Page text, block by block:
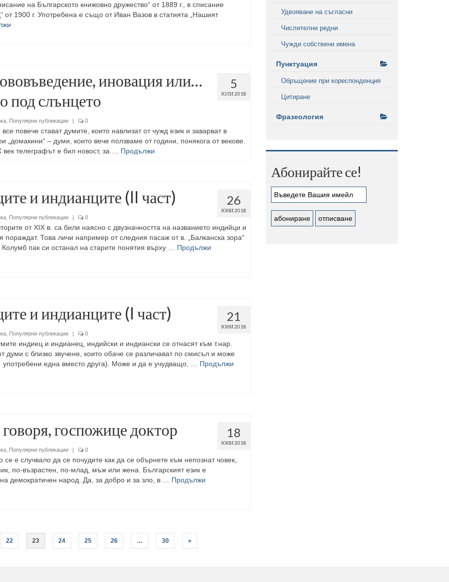
на Българското книжовно дружество“ от 1889 г., в списание
от 1900 г. Употребена е също от Иван Вазов в статията „Нашият
5
ЮЛИ 2018
иновация или…
под слънцето
, Популярни публикации 0
повече стават думите, които навлизат от чужд език и заварват в
„домакини“ – думи, които вече ползваме от години, понякога от векове.
век телеграфът е бил новост, за … Продължи
26
ЮНИ 2018
и индианците (II част)
, Популярни публикации 0
от XIX в. са били наясно с двузначността на названието индийци и
пораждат. Това личи например от следния пасаж от в. „Балканска зора“
пак си останал на старите понятия върху … Продължи
21
ЮНИ 2018
и индианците (I част)
, Популярни публикации | 0
индиец и индианец, индийски и индиански се отнасят към т.нар.
думи с близко звучене, които обаче се различават по смисъл и може
една вместо друга). Може и да е учудващо, … Продължи
18
ЮНИ 2018
госпожице доктор
, Популярни публикации | 0
е случвало да се почудите как да се обърнете към непознат човек,
по-възрастен, по-млад, мъж или жена. Българският език е
демократичен народ. Да, за добро и за зло, в … Продължи
22 23 24 25 26 … 30 »
Удвояване на съгласни
Числителни редни
Чужди собствени имена
Пунктуация
Обръщение при кореспонденция
Цитиране
Фразеология
Абонирайте се!